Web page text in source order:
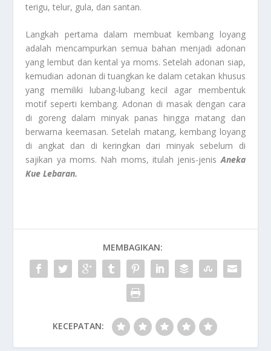
terigu, telur, gula, dan santan.
Langkah pertama dalam membuat kembang loyang
adalah mencampurkan semua bahan menjadi adonan
yang lembut dan kental ya moms. Setelah adonan siap,
kemudian adonan di tuangkan ke dalam cetakan khusus
yang memiliki lubang-lubang kecil agar membentuk
motif seperti kembang. Adonan di masak dengan cara
di goreng dalam minyak panas hingga matang dan
berwarna keemasan. Setelah matang, kembang loyang
di angkat dan di keringkan dari minyak sebelum di
sajikan ya moms. Nah moms, itulah jenis-jenisAneka
Kue Lebaran.
MEMBAGIKAN:
KECEPATAN: